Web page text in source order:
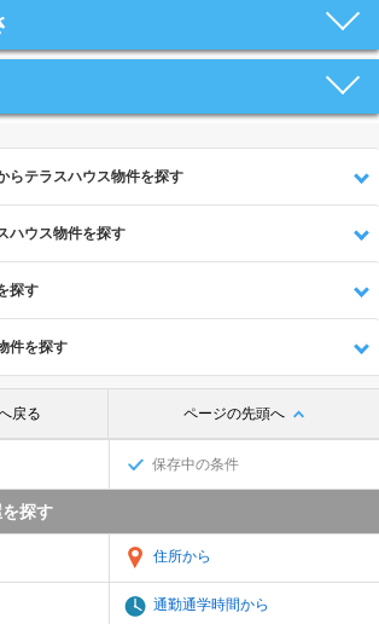
らテラスハウス物件を探す
ハウス物件を探す
探す
件を探す
戻る ページの先頭へ
保存中の条件
探す
住所から
通勤通学時間から